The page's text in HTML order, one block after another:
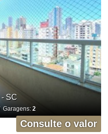
SC
2
Consulte o valor